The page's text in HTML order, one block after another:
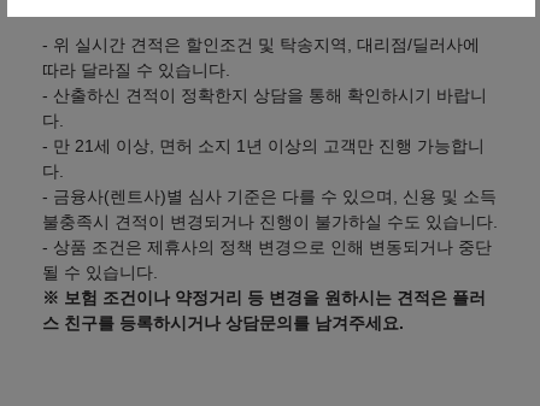
- 위 실시간 견적은 할인조건 및 탁송지역, 대리점/딜러사에
따라 달라질 수 있습니다.
- 산출하신 견적이 정확한지 상담을 통해 확인하시기 바랍니
다.
- 만 21세 이상, 면허 소지 1년 이상의 고객만 진행 가능합니
다.
- 금융사(렌트사)별 심사 기준은 다를 수 있으며, 신용 및 소득
불충족시 견적이 변경되거나 진행이 불가하실 수도 있습니다.
- 상품 조건은 제휴사의 정책 변경으로 인해 변동되거나 중단
될 수 있습니다.
※ 보험 조건이나 약정거리 등 변경을 원하시는 견적은 플러
스 친구를 등록하시거나 상담문의를 남겨주세요.